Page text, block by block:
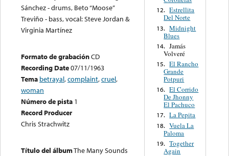
Sánchez - drums, Beto “Moose”
Treviño - bass, vocal: Steve Jordan &
Virginia Martínez
Formato de grabaciónCD
Recording Date07/11/1963
Tema betrayal,complaint,cruel,
woman
Número de pista 1
Record Producer
Chris Strachwitz
Título del álbumThe Many Sounds
12. Estrellita
Del Norte
13. Midnight
Blues
14. Jamás
Volveré
15. El Rancho
Grande
Potpuri
16. El Corrido
De Jhonny
El Pachuco
17. La Pepita
18. Vuela La
Paloma
19. Together
Again